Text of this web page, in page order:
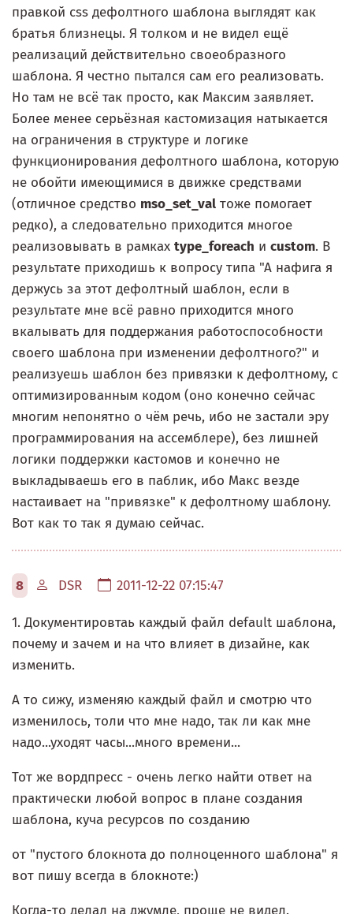
правкой css дефолтного шаблона выглядят как
братья близнецы. Я толком и не видел ещё
реализаций действительно своеобразного
шаблона. Я честно пытался сам его реализовать.
Но там не всё так просто, как Максим заявляет.
Более менее серьёзная кастомизация натыкается
на ограничения в структуре и логике
функционирования дефолтного шаблона, которую
не обойти имеющимися в движке средствами
(отличное средство mso_set_val тоже помогает
редко), а следовательно приходится многое
реализовывать в рамках type_foreach и custom. В
результате приходишь к вопросу типа "А нафига я
держусь за этот дефолтный шаблон, если в
результате мне всё равно приходится много
вкалывать для поддержания работоспособности
своего шаблона при изменении дефолтного?" и
реализуешь шаблон без привязки к дефолтному, с
оптимизированным кодом (оно конечно сейчас
многим непонятно о чём речь, ибо не застали эру
программирования на ассемблере), без лишней
логики поддержки кастомов и конечно не
выкладываешь его в паблик, ибо Макс везде
настаивает на "привязке" к дефолтному шаблону.
Вот как то так я думаю сейчас.
8 DSR 2011-12-22 07:15:47
1. Документировтаь каждый файл default шаблона,
почему и зачем и на что влияет в дизайне, как
изменить.
А то сижу, изменяю каждый файл и смотрю что
изменилось, толи что мне надо, так ли как мне
надо...уходят часы...много времени...
Тот же вордпресс - очень легко найти ответ на
практически любой вопрос в плане создания
шаблона, куча ресурсов по созданию
от "пустого блокнота до полноценного шаблона" я
вот пишу всегда в блокноте:)
Когда-то делал на джумле, проще не видел.